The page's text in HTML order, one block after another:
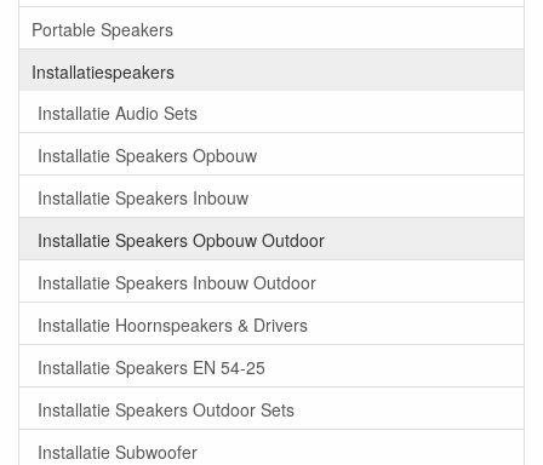
Portable Speakers
Installatiespeakers
Installatie Audio Sets
Installatie Speakers Opbouw
Installatie Speakers Inbouw
Installatie Speakers Opbouw Outdoor
Installatie Speakers Inbouw Outdoor
Installatie Hoornspeakers & Drivers
Installatie Speakers EN 54-25
Installatie Speakers Outdoor Sets
Installatie Subwoofer